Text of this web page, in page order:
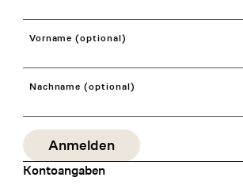
Vorname (optional)
Nachname (optional)
Kontoangaben